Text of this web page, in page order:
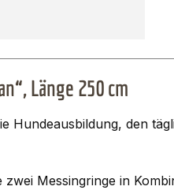
Länge 250 cm
den
Messingringe in